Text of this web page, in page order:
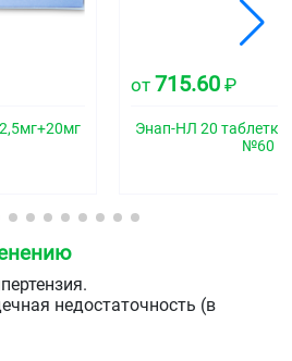
от715.60 ₽
Энап-НЛ 20 таблетки
№60
недостаточность (в
клинически выраженной